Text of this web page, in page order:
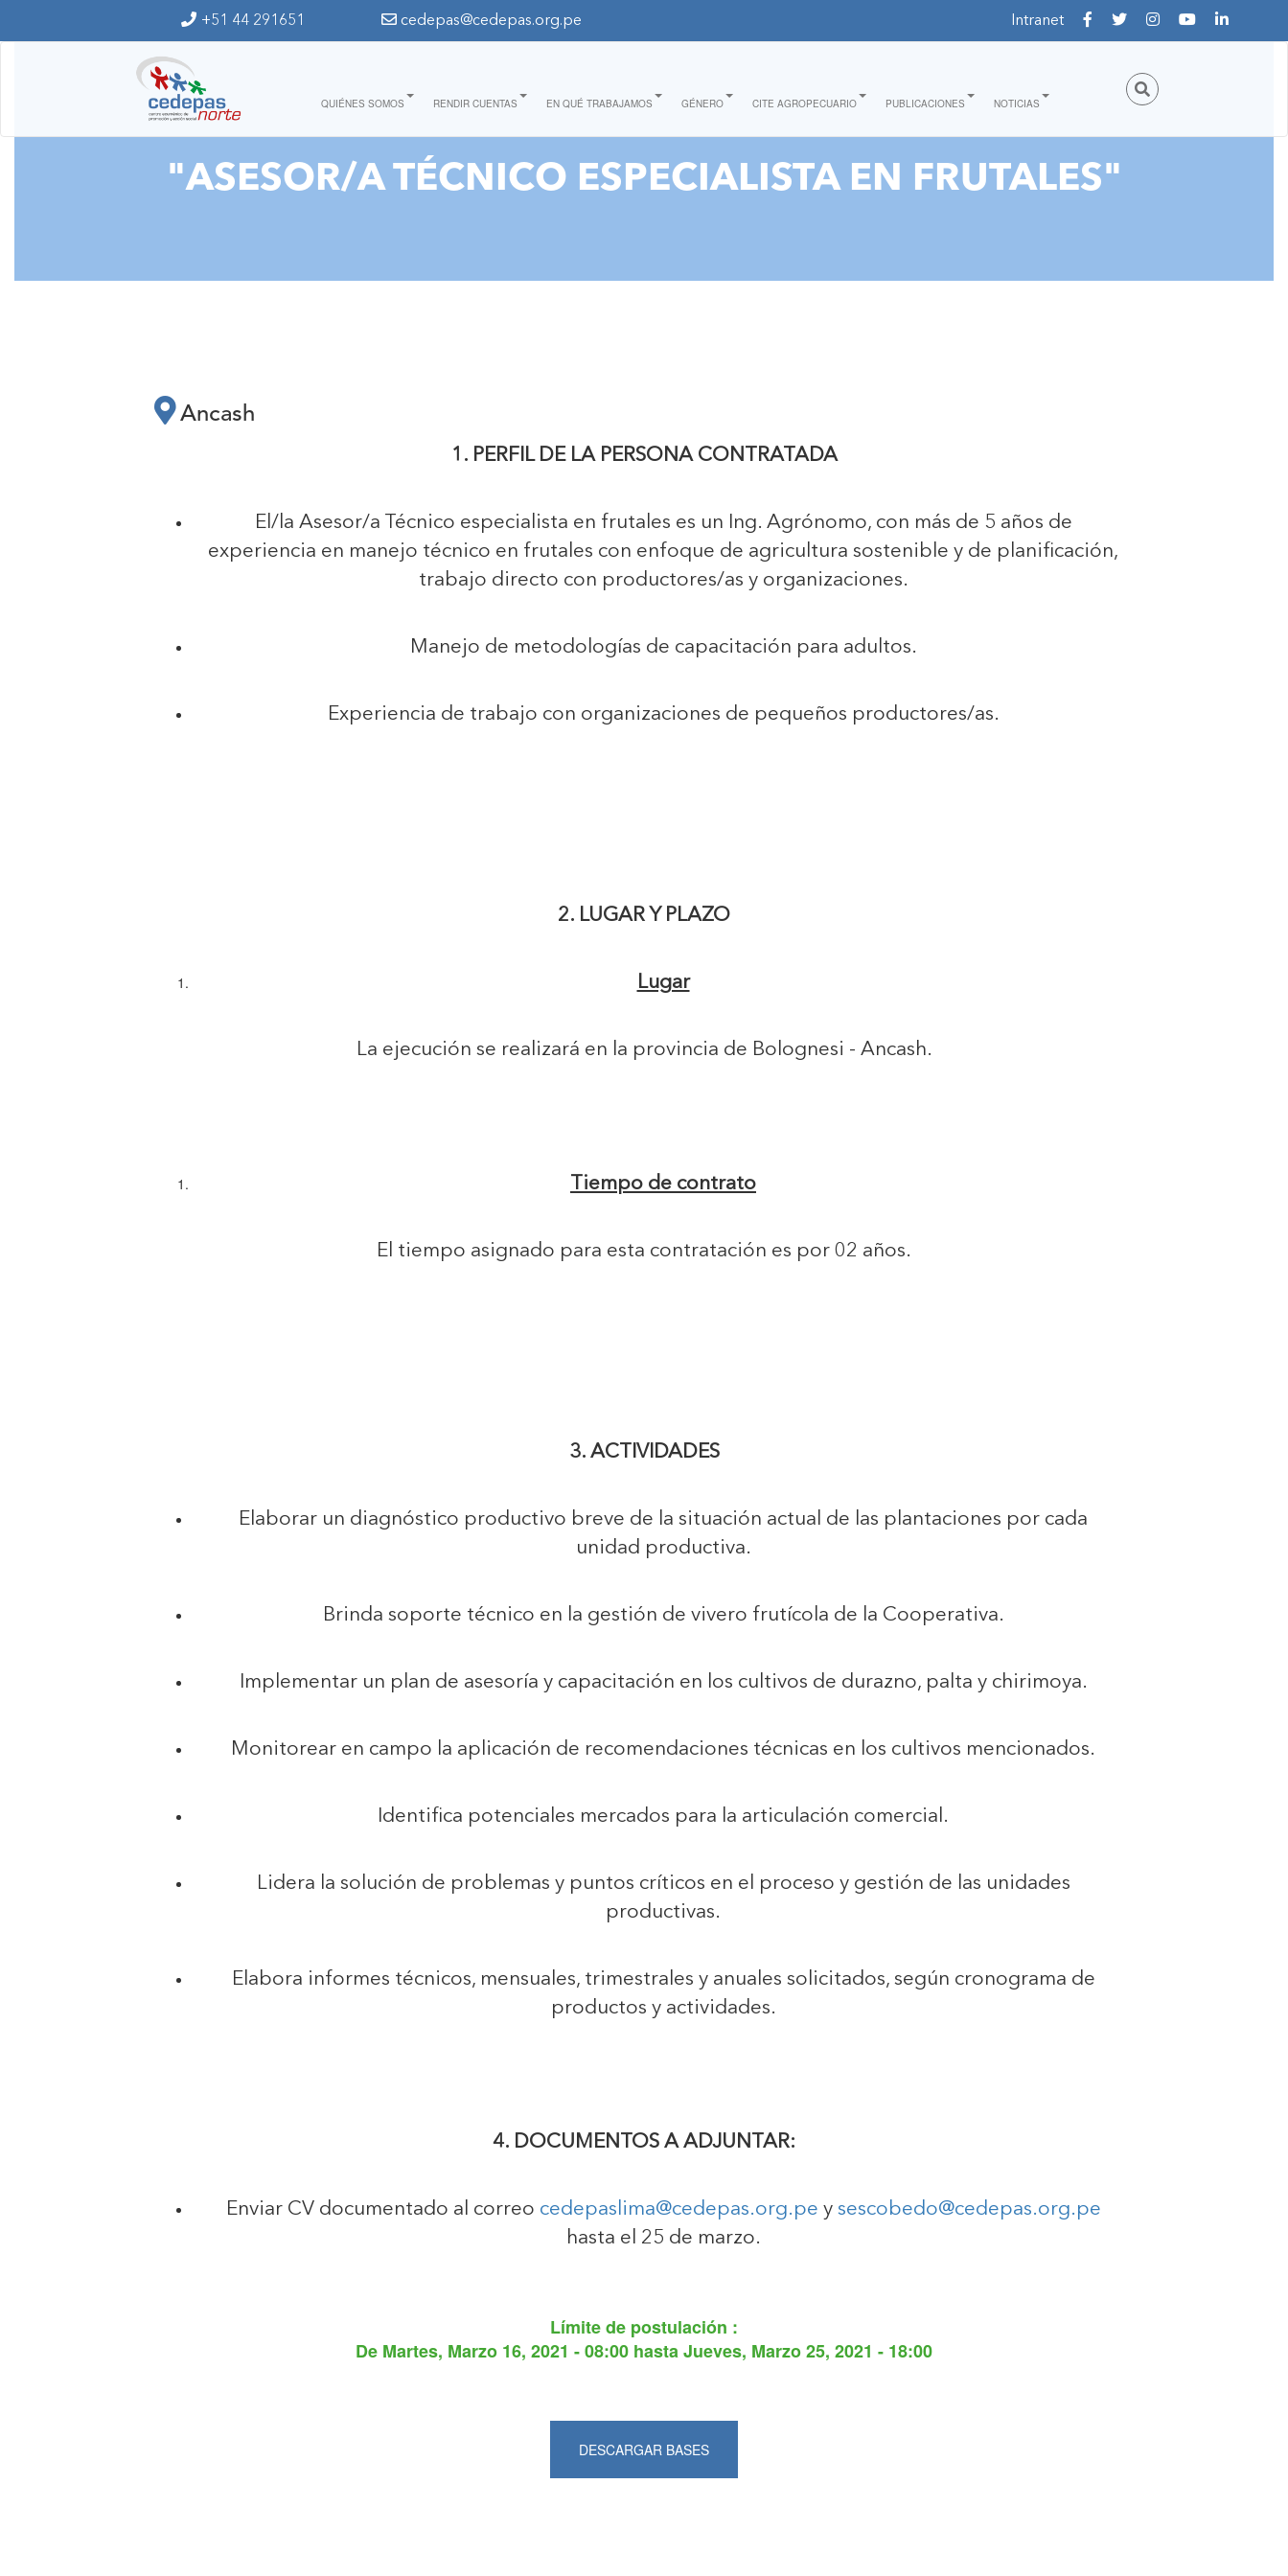
+51 44 291651 cedepas@cedepas.org.pe Intranet
QUIÉNES SOMOS RENDIR CUENTAS EN QUÉ TRABAJAMOS GÉNERO CITE AGROPECUARIO PUBLICACIONES NOTICIAS
"ASESOR/A TÉCNICO ESPECIALISTA EN FRUTALES"
Ancash
1. PERFIL DE LA PERSONA CONTRATADA
El/la Asesor/a Técnico especialista en frutales es un Ing. Agrónomo, con más de 5 años de
experiencia en manejo técnico en frutales con enfoque de agricultura sostenible y de planificación,
trabajo directo con productores/as y organizaciones.
Manejo de metodologías de capacitación para adultos.
Experiencia de trabajo con organizaciones de pequeños productores/as.
2. LUGAR Y PLAZO
Lugar
La ejecución se realizará en la provincia de Bolognesi - Ancash.
Tiempo de contrato
El tiempo asignado para esta contratación es por 02 años.
3. ACTIVIDADES
Elaborar un diagnóstico productivo breve de la situación actual de las plantaciones por cada
unidad productiva.
Brinda soporte técnico en la gestión de vivero frutícola de la Cooperativa.
Implementar un plan de asesoría y capacitación en los cultivos de durazno, palta y chirimoya.
Monitorear en campo la aplicación de recomendaciones técnicas en los cultivos mencionados.
Identifica potenciales mercados para la articulación comercial.
Lidera la solución de problemas y puntos críticos en el proceso y gestión de las unidades
productivas.
Elabora informes técnicos, mensuales, trimestrales y anuales solicitados, según cronograma de
productos y actividades.
4. DOCUMENTOS A ADJUNTAR:
Enviar CV documentado al correo cedepaslima@cedepas.org.pe y sescobedo@cedepas.org.pe
hasta el 25 de marzo.
Límite de postulación :
De Martes, Marzo 16, 2021 - 08:00 hastaJueves, Marzo 25, 2021 - 18:00
DESCARGAR BASES